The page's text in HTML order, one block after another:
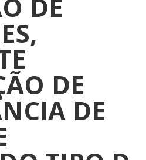
DE
DE
DE